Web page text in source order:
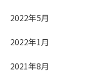
2022年5月
2022年1月
2021年8月